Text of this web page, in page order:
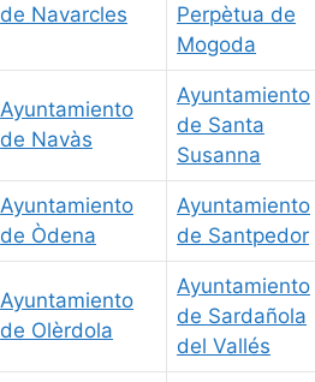
de Navarcles
Perpètua de
Mogoda
Ayuntamiento
de Navàs
Ayuntamiento
de Santa
Susanna
Ayuntamiento
de Òdena
Ayuntamiento
de Santpedor
Ayuntamiento
de Olèrdola
Ayuntamiento
de Sardañola
del Vallés